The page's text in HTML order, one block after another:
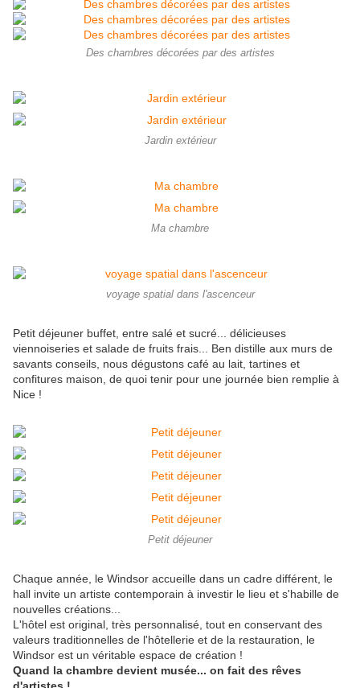
Des chambres décorées par des artistes
Jardin extérieur
Ma chambre
voyage spatial dans l'ascenceur
Petit déjeuner buffet, entre salé et sucré... délicieuses
viennoiseries et salade de fruits frais... Ben distille aux murs de
savants conseils, nous dégustons café au lait, tartines et
confitures maison, de quoi tenir pour une journée bien remplie à
Nice !
Petit déjeuner
Chaque année, le Windsor accueille dans un cadre différent, le
hall invite un artiste contemporain à investir le lieu et s'habille de
nouvelles créations...
L'hôtel est original, très personnalisé, tout en conservant des
valeurs traditionnelles de l'hôtellerie et de la restauration, le
Windsor est un véritable espace de création !
Quand la chambre devient musée... on fait des rêves